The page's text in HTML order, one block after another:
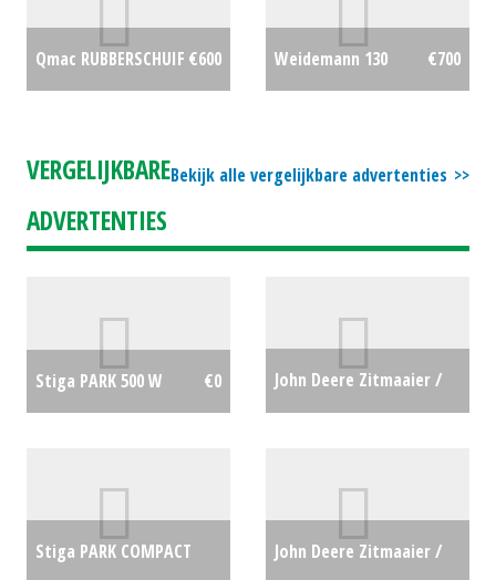
Qmac RUBBERSCHUIF €600 Weidemann 130 €700
Bekijk alle vergelijkbare advertenties
VERGELIJKBARE
ADVERTENTIES
Stiga PARK 500 W €0
John Deere Zitmaaier /
Stiga PARK COMPACT
John Deere Zitmaaier /